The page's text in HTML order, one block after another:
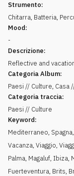
Strumento:
Chitarra, Batteria,
Mood:
-
Descrizione:
Reflective and
Categoria Album:
Paesi // Culture, Casa
Categoria traccia:
Paesi // Culture
Keyword:
Mediterraneo, Spagna,
Vacanza, Viaggio,
Palma, Magaluf, Ibiza,
Fuerteventura, Brits,